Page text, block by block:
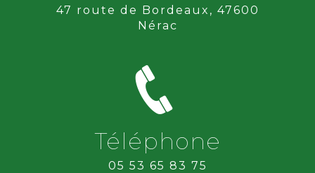
47 route de Bordeaux, 47600
Nérac
Téléphone
05 53 65 83 75